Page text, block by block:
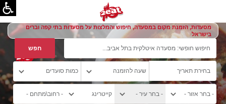
מסעדות, הזמנת מקום במסעדה, חיפוש והמלצות על מסעדות בתי קפה וברים
בישראל